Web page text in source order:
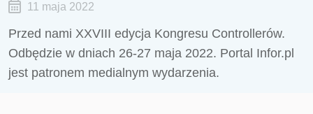
11 maja 2022
Przed nami XXVIII edycja Kongresu Controllerów.
Odbędzie w dniach 26-27 maja 2022. Portal Infor.pl
jest patronem medialnym wydarzenia.